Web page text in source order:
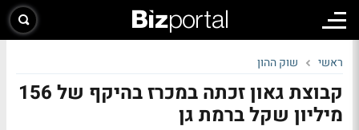
ראשי שוק ההון
קבוצת גאון זכתה במכרז בהיקף של 156
מיליון שקל ברמת גן